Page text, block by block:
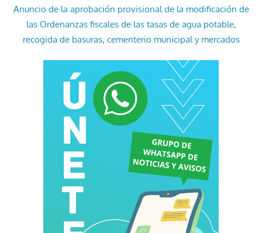
Anuncio de la aprobación provisional de la modificación de
las Ordenanzas fiscales de las tasas de agua potable,
recogida de basuras, cementerio municipal y mercados